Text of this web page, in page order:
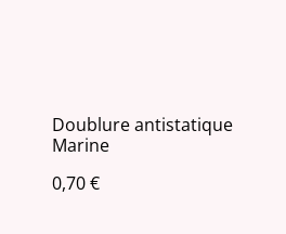
Doublure antistatique
Marine
0,70 €